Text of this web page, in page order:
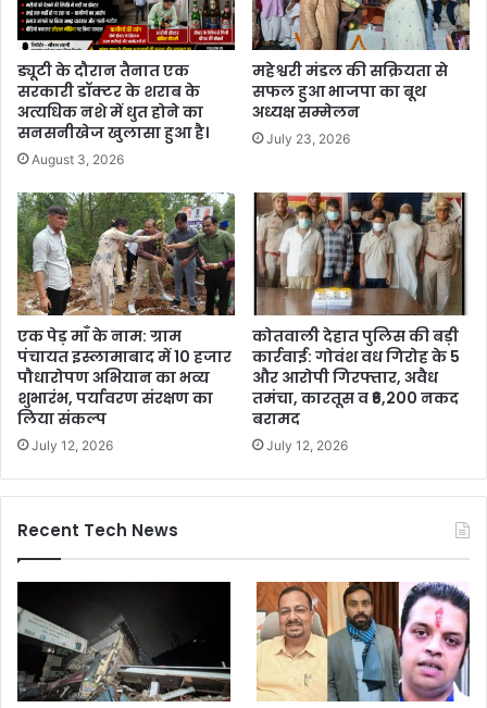
ड्यूटी के दौरान तैनात एक
सरकारी डॉक्टर के शराब के
अत्यधिक नशे में धुत होने का
सनसनीखेज खुलासा हुआ है।
August 3, 2026
महेश्वरी मंडल की सक्रियता से
सफल हुआ भाजपा का बूथ
अध्यक्ष सम्मेलन
July 23, 2026
एक पेड़ माँ के नाम: ग्राम
पंचायत इस्लामाबाद में 10 हजार
पौधारोपण अभियान का भव्य
शुभारंभ, पर्यावरण संरक्षण का
लिया संकल्प
July 12, 2026
कोतवाली देहात पुलिस की बड़ी
कार्रवाई: गोवंश वध गिरोह के 5
और आरोपी गिरफ्तार, अवैध
तमंचा, कारतूस व ₹6,200 नकद
बरामद
July 12, 2026
Recent Tech News